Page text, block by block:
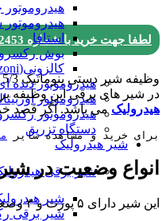
هیدروموتور
استافا
بوش
کالزونی(calzoni)
هیدروموتور دنده
هیدروموتور
هیدروموتور
دستگاه تزریق
شیر هیدرولیک
شیر برقی
شیر
شیر برقی
لطفا جهت خرید با شماره 021
وظیفه شیر دستی پنوماتیک 5/3 کنترل کردن و جهت دهی هوای فشرده داخل سیستم و انتقال آن به عملگر های مربوطه است.
در شیر های برقی این وظیفه بر
هیدرولیک می باشد. اگر قصد
برای خرید و مشاهده سایر
انواع وضعیت در شیر
این شیر دارای ۵ پورت و ۳ وضعیت است: